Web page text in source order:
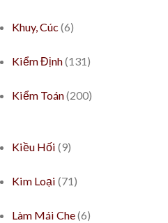
Khuy, Cúc(6)
Kiểm Định(131)
Kiểm Toán(200)
Kiều Hối (9)
Kim Loại (71)
Làm Mái Che(6)